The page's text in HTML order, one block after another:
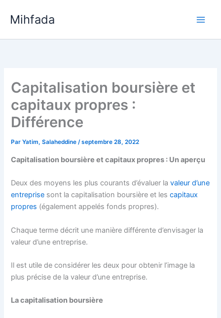
Mihfada
Capitalisation boursière et
capitaux propres :
Différence
ParYatim, Salaheddine/septembre 28, 2022
Capitalisation boursière et capitaux propres : Un aperçu
Deux des moyens les plus courants d’évaluer lavaleur d’une
entreprise sont la capitalisation boursière et lescapitaux
propres (également appelés fonds propres).
Chaque terme décrit une manière différente d’envisager la
valeur d’une entreprise.
Il est utile de considérer les deux pour obtenir l’image la
plus précise de la valeur d’une entreprise.
La capitalisation boursière